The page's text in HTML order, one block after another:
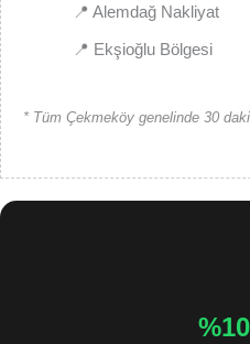
📍 Alemdağ Nakliyat
📍 Ekşioğlu Bölgesi
* Tüm Çekmeköy genelinde 30